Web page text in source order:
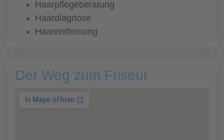
Haarpflegeberatung
Haardiagnose
Haarentfernung
Der Weg zum Friseur